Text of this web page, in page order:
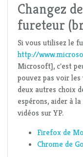
Changez de
fureteur
Si vous utilisez le
http://
Microsoft], c'est
pouvez pas voir
deux autres choix
espérons, aider à
vidéos sur YP.
Firefox de
Chrome de